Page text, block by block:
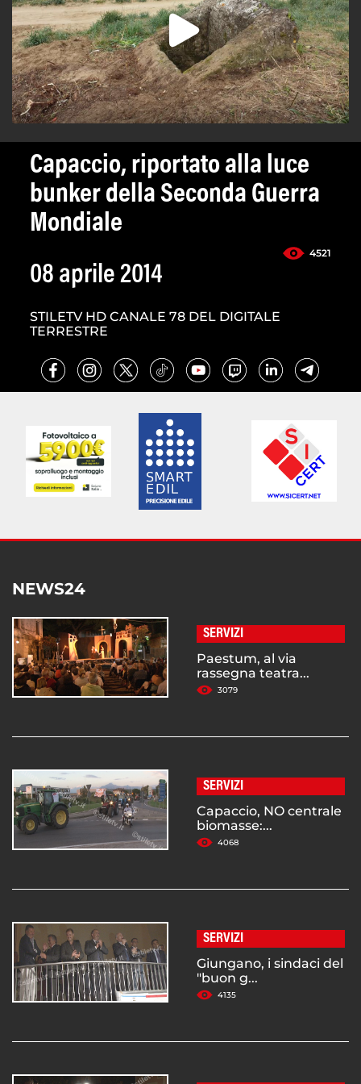
Capaccio, riportato alla luce
bunker della Seconda Guerra
Mondiale
4521
08 aprile 2014
STILETV HD CANALE 78 DEL DIGITALE
TERRESTRE
NEWS24
SERVIZI
Paestum, al via
rassegna teatra...
3079
SERVIZI
Capaccio, NO centrale
biomasse:...
4068
SERVIZI
Giungano, i sindaci del
"buon g...
4135